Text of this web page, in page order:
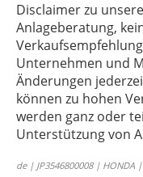
Disclaimer zu
Anlageberatung,
Unternehmen und
Änderungen
können zu hohen
werden ganz oder
Unterstützung von
de | JP3546800008 |